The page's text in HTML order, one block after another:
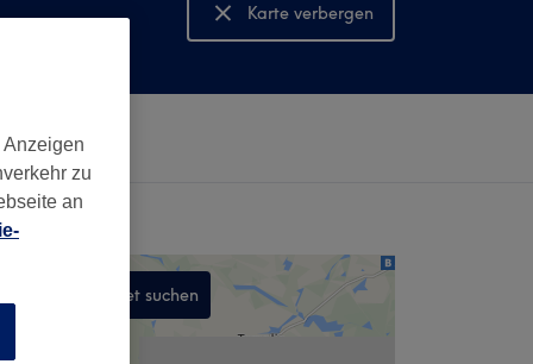
Karte verbergen
Karte anzeigen
In diesem Gebiet suchen
zu
an